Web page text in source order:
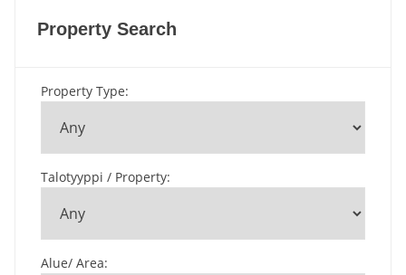
Property Search
Property Type:
Talotyyppi / Property:
Alue/ Area: